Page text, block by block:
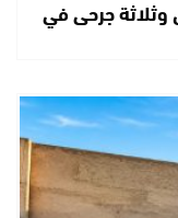
جرحى في